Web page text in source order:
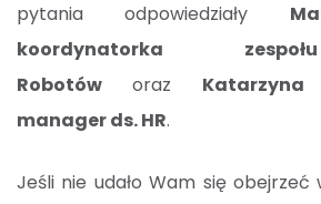
pytania odpowiedziały
koordynatorka
Robotóworaz Katarzyna
manager ds. HR.
Jeśli nie udało Wam się obejrzeć